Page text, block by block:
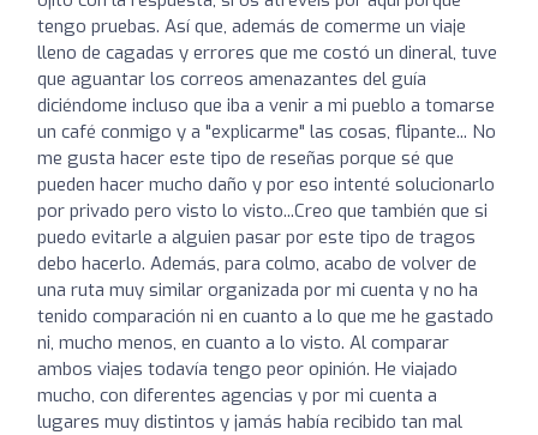
tengo pruebas. Así que, además de comerme un viaje
lleno de cagadas y errores que me costó un dineral, tuve
que aguantar los correos amenazantes del guía
diciéndome incluso que iba a venir a mi pueblo a tomarse
un café conmigo y a "explicarme" las cosas, flipante... No
me gusta hacer este tipo de reseñas porque sé que
pueden hacer mucho daño y por eso intenté solucionarlo
por privado pero visto lo visto...Creo que también que si
puedo evitarle a alguien pasar por este tipo de tragos
debo hacerlo. Además, para colmo, acabo de volver de
una ruta muy similar organizada por mi cuenta y no ha
tenido comparación ni en cuanto a lo que me he gastado
ni, mucho menos, en cuanto a lo visto. Al comparar
ambos viajes todavía tengo peor opinión. He viajado
mucho, con diferentes agencias y por mi cuenta a
lugares muy distintos y jamás había recibido tan mal